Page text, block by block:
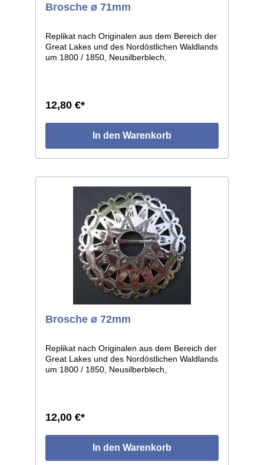
Brosche ø 71mm
Replikat nach Originalen aus dem Bereich der
Great Lakes und des Nordöstlichen Waldlands
um 1800 / 1850, Neusilberblech,
Handarbeit gefertigt. Größe: ø ca.71mm.
12,80 €*
In den Warenkorb
Brosche ø 72mm
Replikat nach Originalen aus dem Bereich der
Great Lakes und des Nordöstlichen Waldlands
um 1800 / 1850, Neusilberblech,
Handarbeit gefertigt. Größe: ø ca.72mm.
12,00 €*
In den Warenkorb